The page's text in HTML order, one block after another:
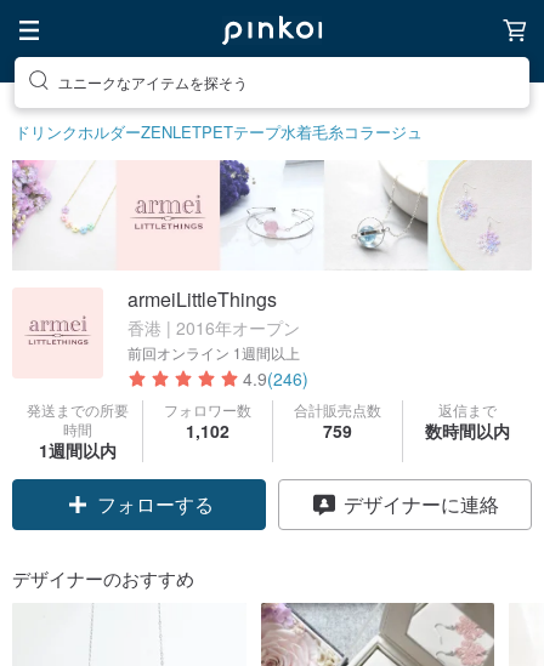
ユニークなアイテムを探そう
ドリンクホルダーZENLETPETテープ水着毛糸コラージュ
armeiLittleThings
香港 | 2016年オープン
前回オンライン 1週間以上
4.9(246)
発送までの所要
時間
1週間以内
フォロワー数
1,102
合計販売点数
759
返信まで
数時間以内
クーポン取得
フォローする
デザイナーに連絡
デザイナーのおすすめ